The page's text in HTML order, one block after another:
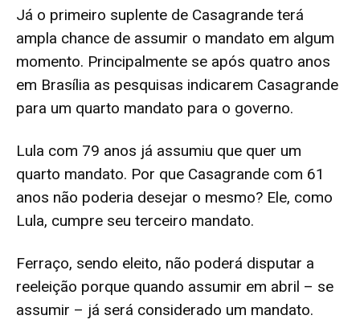
Já o primeiro suplente de Casagrande terá
ampla chance de assumir o mandato em algum
momento. Principalmente se após quatro anos
em Brasília as pesquisas indicarem Casagrande
para um quarto mandato para o governo.
Lula com 79 anos já assumiu que quer um
quarto mandato. Por que Casagrande com 61
anos não poderia desejar o mesmo? Ele, como
Lula, cumpre seu terceiro mandato.
Ferraço, sendo eleito, não poderá disputar a
reeleição porque quando assumir em abril – se
assumir – já será considerado um mandato.